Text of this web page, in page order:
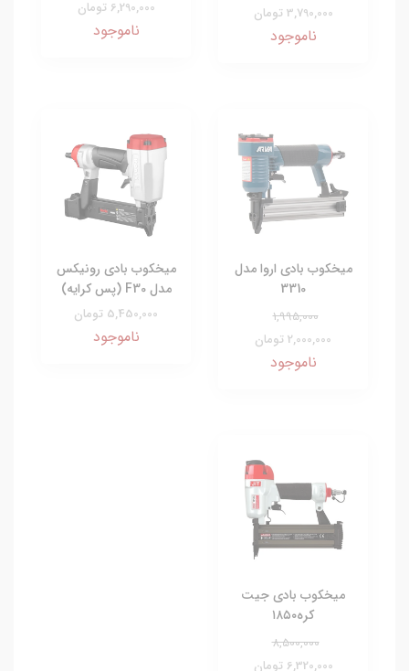
3,790,000 تومان
ناموجود
6,290,000 تومان
ناموجود
میخکوب بادی اروا مدل
3310
1,995,000
2,000,000 تومان
ناموجود
میخکوب بادی رونیکس
مدل F30 (پس کرایه)
5,450,000 تومان
ناموجود
میخکوب بادی جیت
کره۱۸۵۰
8,500,000
6,320,000 تومان